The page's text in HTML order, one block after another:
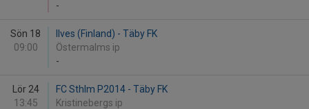
-
Sön 18
09:00
Ilves (Finland) - Täby FK
Östermalms ip
-
Lör 24
13:45
FC Sthlm P2014 - Täby FK
Kristinebergs ip